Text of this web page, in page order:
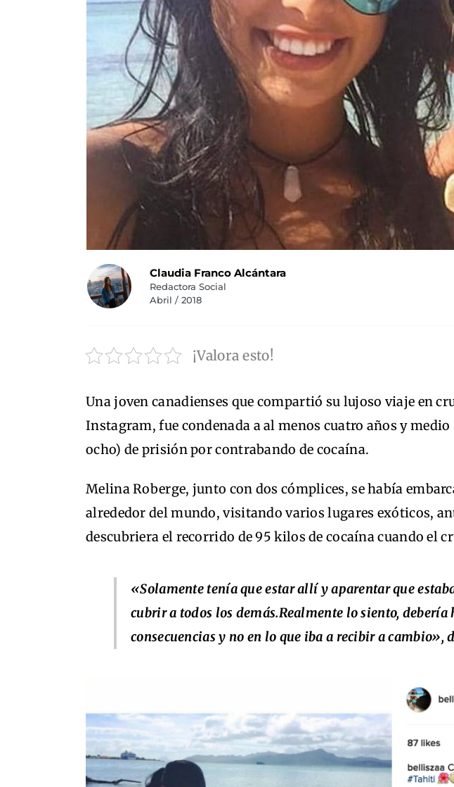
Claudia Franco Alcántara
Redactora Social
Abril / 2018
¡Valora esto!
Una joven canadienses que compartió su lujoso viaje en
Instagram, fue condenada a al menos cuatro años y
ocho) de prisión por contrabando de cocaína.
Melina Roberge, junto con dos cómplices, se había
alrededor del mundo, visitando varios lugares exóticos,
descubriera el recorrido de 95 kilos de cocaína cuando el
«Solamente tenía que estar allí y aparentar que
cubrir a todos los demás.Realmente lo siento, debería
consecuencias y no en lo que iba a recibir a